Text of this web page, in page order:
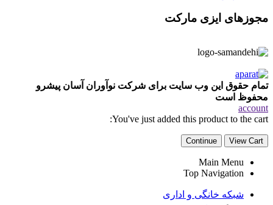
مجوزهای ایزی مارکت
تمام حقوق این وب سایت برای شرکت نوآوران آسان پیشرو
محفوظ است
account
You've just added this product to the cart:
View Cart
Continue
Main Menu
Top Navigation
شبکه خانگی و اداری